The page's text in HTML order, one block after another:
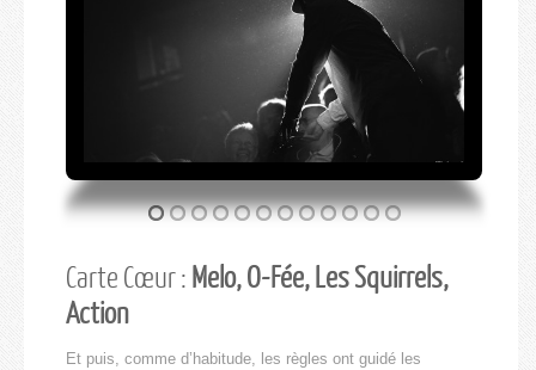
Carte Cœur : Melo, O-Fée, Les Squirrels,
Action
Et puis, comme d’habitude, les règles ont guidé les